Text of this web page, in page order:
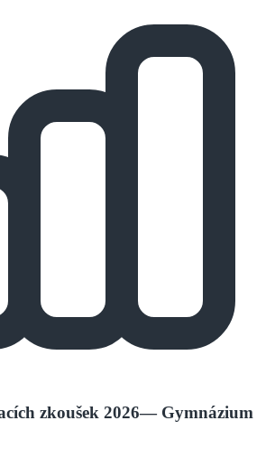
zkoušek 2026— Gymnázium